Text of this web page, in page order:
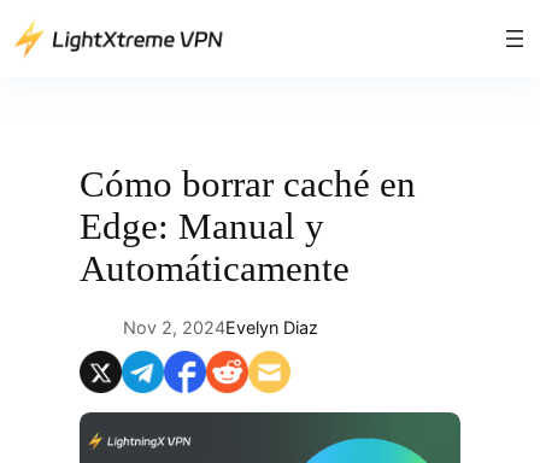
Saltar
Cómo borrar caché en
Edge: Manual y
Automáticamente
Nov 2, 2024Evelyn Diaz